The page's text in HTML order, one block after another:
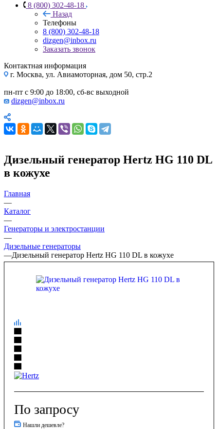
8 (800) 302-48-18
Назад
Телефоны
8 (800) 302-48-18
dizgen@inbox.ru
Заказать звонок
Контактная информация
г. Москва, ул. Авиамоторная, дом 50, стр.2
пн-пт с 9:00 до 18:00, сб-вс выходной
dizgen@inbox.ru
Дизельный генератор Hertz HG 110 DL
в кожухе
Главная
—
Каталог
—
Генераторы и электростанции
—
Дизельные генераторы
—Дизельный генератор Hertz HG 110 DL в кожухе
По запросу
Нашли дешевле?